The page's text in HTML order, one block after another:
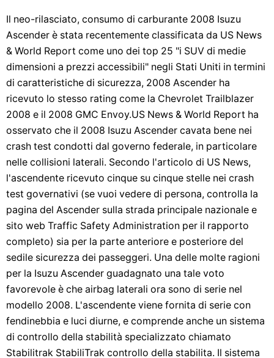
Il neo-rilasciato, consumo di carburante 2008 Isuzu
Ascender è stata recentemente classificata da US News
& World Report come uno dei top 25 "i SUV di medie
dimensioni a prezzi accessibili" negli Stati Uniti in termini
di caratteristiche di sicurezza, 2008 Ascender ha
ricevuto lo stesso rating come la Chevrolet Trailblazer
2008 e il 2008 GMC Envoy.US News & World Report ha
osservato che il 2008 Isuzu Ascender cavata bene nei
crash test condotti dal governo federale, in particolare
nelle collisioni laterali. Secondo l'articolo di US News,
l'ascendente ricevuto cinque su cinque stelle nei crash
test governativi (se vuoi vedere di persona, controlla la
pagina del Ascender sulla strada principale nazionale e
sito web Traffic Safety Administration per il rapporto
completo) sia per la parte anteriore e posteriore del
sedile sicurezza dei passeggeri. Una delle molte ragioni
per la Isuzu Ascender guadagnato una tale voto
favorevole è che airbag laterali ora sono di serie nel
modello 2008. L'ascendente viene fornita di serie con
fendinebbia e luci diurne, e comprende anche un sistema
di controllo della stabilità specializzato chiamato
Stabilitrak StabiliTrak controllo della stabilita. Il sistema